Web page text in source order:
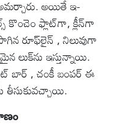
అయితే ఇ-
ఫ్లాట్‌గా, క్లీన్‌గా
రూఫ్‌లైన్ , నిలువుగా
లుక్‌ను ఇస్తున్నాయి.
బార్ , చంకీ బంపర్ ఈ